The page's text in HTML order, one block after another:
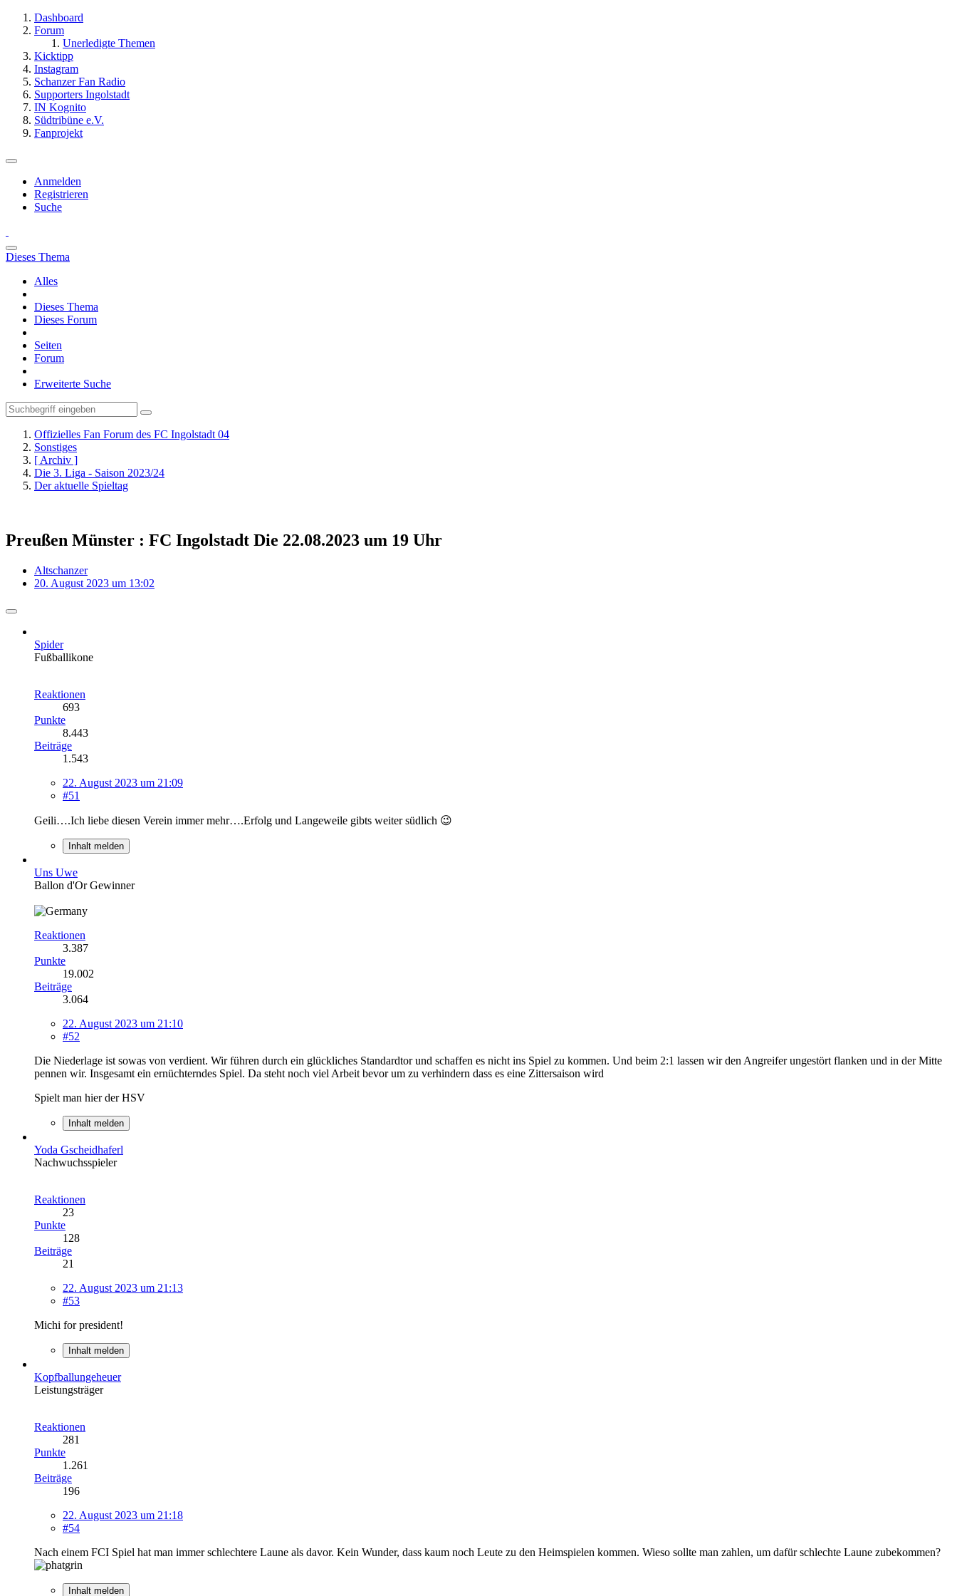
Dashboard
Forum
Unerledigte Themen
Kicktipp
Instagram
Schanzer Fan Radio
Supporters Ingolstadt
IN Kognito
Südtribüne e.V.
Fanprojekt
Anmelden
Registrieren
Suche
Dieses Thema
Alles
Dieses Thema
Dieses Forum
Seiten
Forum
Erweiterte Suche
Offizielles Fan Forum des FC Ingolstadt 04
Sonstiges
[ Archiv ]
Die 3. Liga - Saison 2023/24
Der aktuelle Spieltag
Preußen Münster : FC Ingolstadt Die 22.08.2023 um 19 Uhr
Altschanzer
20. August 2023 um 13:02
Spider
Fußballikone
Reaktionen
693
Punkte
8.443
Beiträge
1.543
22. August 2023 um 21:09
#51
Geili….Ich liebe diesen Verein immer mehr….Erfolg und Langeweile gibts weiter südlich 😉
Inhalt melden
Uns Uwe
Ballon d'Or Gewinner
Reaktionen
3.387
Punkte
19.002
Beiträge
3.064
22. August 2023 um 21:10
#52
Die Niederlage ist sowas von verdient. Wir führen durch ein glückliches Standardtor und schaffen es nicht ins Spiel zu kommen. Und beim 2:1 lassen wir den Angreifer ungestört flanken und in der Mitte
pennen wir. Insgesamt ein ernüchterndes Spiel. Da steht noch viel Arbeit bevor um zu verhindern dass es eine Zittersaison wird
Spielt man hier der HSV
Inhalt melden
Yoda Gscheidhaferl
Nachwuchsspieler
Reaktionen
23
Punkte
128
Beiträge
21
22. August 2023 um 21:13
#53
Michi for president!
Inhalt melden
Kopfballungeheuer
Leistungsträger
Reaktionen
281
Punkte
1.261
Beiträge
196
22. August 2023 um 21:18
#54
Nach einem FCI Spiel hat man immer schlechtere Laune als davor. Kein Wunder, dass kaum noch Leute zu den Heimspielen kommen. Wieso sollte man zahlen, um dafür schlechte Laune zubekommen?
Inhalt melden